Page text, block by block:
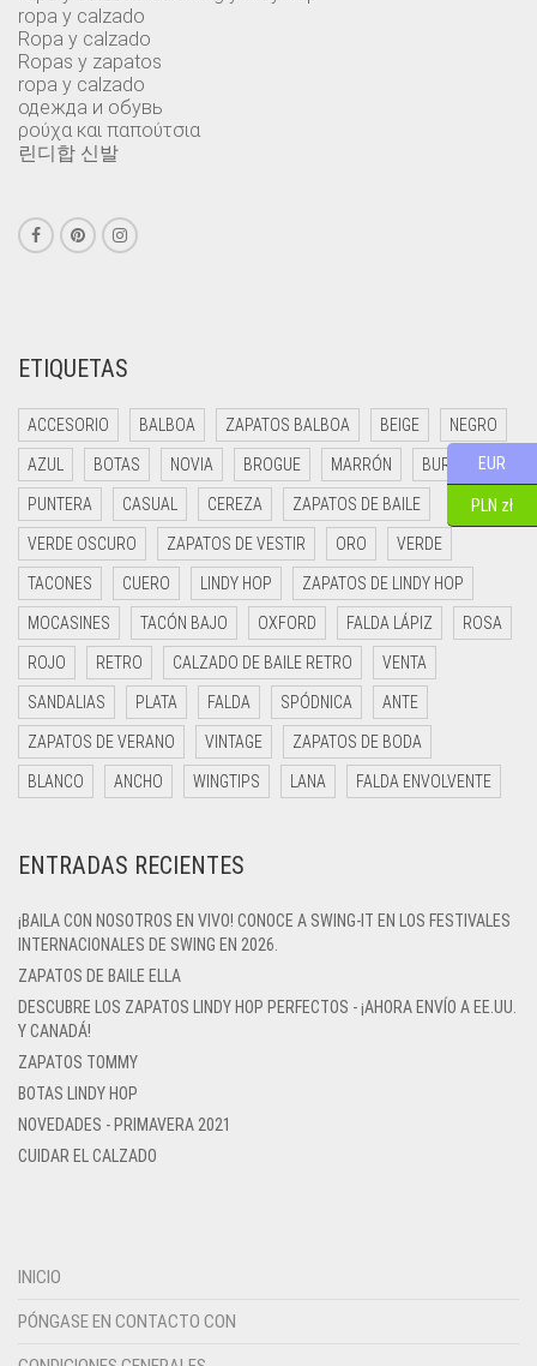
ropa y calzado
Ropa y calzado
Ropas y zapatos
ropa y calzado
одежда и обувь
ρούχα και παπούτσια
린디합 신발
ETIQUETAS
ACCESORIO BALBOA ZAPATOS BALBOA BEIGE NEGRO
AZUL BOTAS NOVIA BROGUE MARRÓN BURDEOS
PUNTERA CASUAL CEREZA ZAPATOS DE BAILE
VERDE OSCURO ZAPATOS DE VESTIR ORO VERDE
TACONES CUERO LINDY HOP ZAPATOS DE LINDY HOP
MOCASINES TACÓN BAJO OXFORD FALDA LÁPIZ ROSA
ROJO RETRO CALZADO DE BAILE RETRO VENTA
SANDALIAS PLATA FALDA SPÓDNICA ANTE
ZAPATOS DE VERANO VINTAGE ZAPATOS DE BODA
BLANCO ANCHO WINGTIPS LANA FALDA ENVOLVENTE
ENTRADAS RECIENTES
¡BAILA CON NOSOTROS EN VIVO! CONOCE A SWING-IT EN LOS FESTIVALES
INTERNACIONALES DE SWING EN 2026.
ZAPATOS DE BAILE ELLA
DESCUBRE LOS ZAPATOS LINDY HOP PERFECTOS - ¡AHORA ENVÍO A EE.UU.
Y CANADÁ!
ZAPATOS TOMMY
BOTAS LINDY HOP
NOVEDADES - PRIMAVERA 2021
CUIDAR EL CALZADO
INICIO
PÓNGASE EN CONTACTO CON
EUR
PLN zł